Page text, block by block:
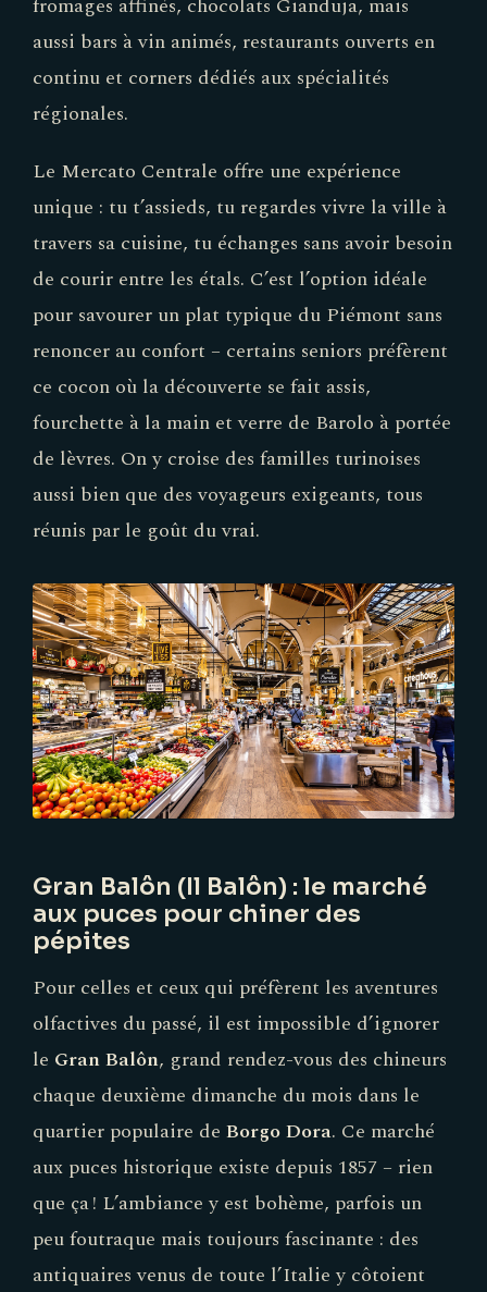
aussi bars à vin animés, restaurants ouverts en
continu et corners dédiés aux spécialités
régionales.
Le Mercato Centrale offre une expérience
unique : tu t’assieds, tu regardes vivre la ville à
travers sa cuisine, tu échanges sans avoir besoin
de courir entre les étals. C’est l’option idéale
pour savourer un plat typique du Piémont sans
renoncer au confort – certains seniors préfèrent
ce cocon où la découverte se fait assis,
fourchette à la main et verre de Barolo à portée
de lèvres. On y croise des familles turinoises
aussi bien que des voyageurs exigeants, tous
réunis par le goût du vrai.
Gran Balôn (Il Balôn) : le marché
aux puces pour chiner des
pépites
Pour celles et ceux qui préfèrent les aventures
olfactives du passé, il est impossible d’ignorer
le Gran Balôn, grand rendez-vous des chineurs
chaque deuxième dimanche du mois dans le
quartier populaire de Borgo Dora. Ce marché
aux puces historique existe depuis 1857 – rien
que ça ! L’ambiance y est bohème, parfois un
peu foutraque mais toujours fascinante : des
antiquaires venus de toute l’Italie y côtoient